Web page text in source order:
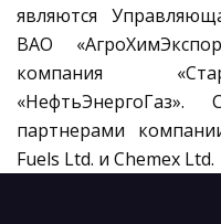
являются
ВАО
компания
партнерами
Fuels Ltd. и Chemex Ltd.